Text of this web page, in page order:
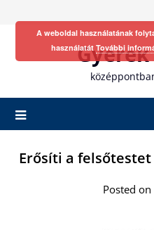
Erősíti a
Posted
A weboldal használatának
használatát További